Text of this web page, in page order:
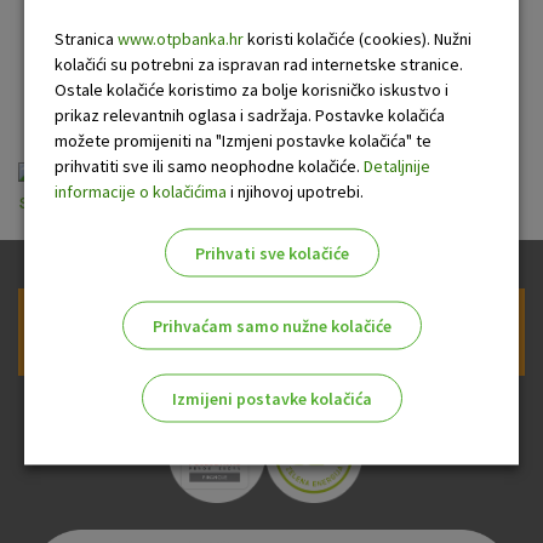
suvlasnicima stambenih
zgrada
Izvadak iz Odluke o kamatama - krediti
suvlasnicima stambenih zgrada 201900108.pdf
Prijava na newsletter OTP banke
Stranica www.otpbanka.hrkoristi kolačiće (cookies). Nužni
kolačići su potrebni za ispravan rad internetske stranice.
Ostale kolačiće koristimo za bolje korisničko iskustvo i
prikaz relevantnih oglasa i sadržaja. Postavke kolačića
možete promijeniti na "Izmjeni postavke kolačića" te
prihvatiti sve ili samo neophodne kolačiće. Detaljnije
informacije o kolačićima i njihovoj upotrebi.
Prihvati sve kolačiće
Prihvaćam samo nužne kolačiće
Izmijeni postavke kolačića